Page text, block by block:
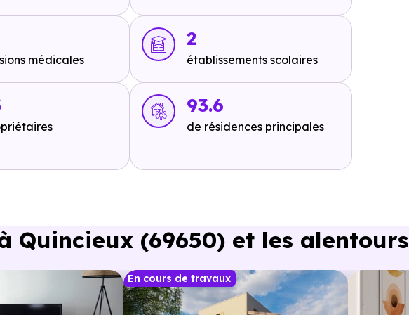
ou à 3.1 km, soit 37 min à pied.
voiture ou à 3.1 km, soit 38 min à pied
ou à 3.3 km, soit 39 min à pied.
médicales
2
établissements scolaires
93.6
de résidences principales
Quincieux (69650) et les alentours
En cours de travaux